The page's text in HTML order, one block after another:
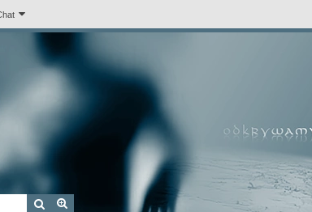
Szukaj Wyszukiwanie zaawansowane